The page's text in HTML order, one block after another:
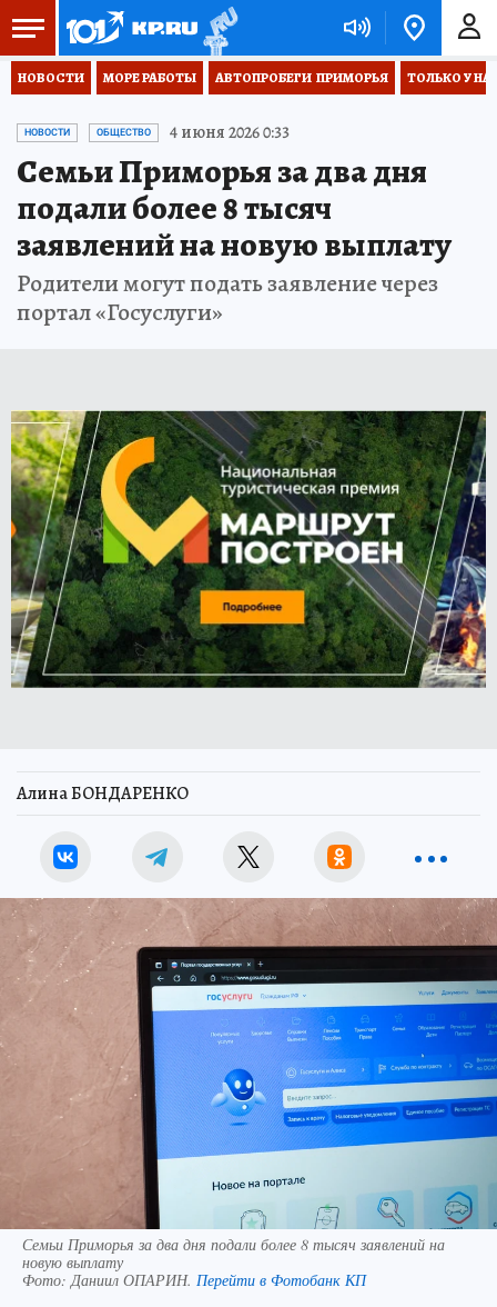
НОВОСТИ МОРЕ РАБОТЫ АВТОПРОБЕГИ  ПРИМОРЬЯ ТОЛЬКО У
НОВОСТИ ОБЩЕСТВО 4 июня 2026 0:33
Семьи Приморья за два дня
подали более 8 тысяч
заявлений на новую выплату
Родители могут подать заявление через
портал «Госуслуги»
Алина БОНДАРЕНКО
Семьи Приморья за два дня подали более 8 тысяч заявлений на
новую выплату
Фото: Даниил ОПАРИН. Перейти в Фотобанк КП